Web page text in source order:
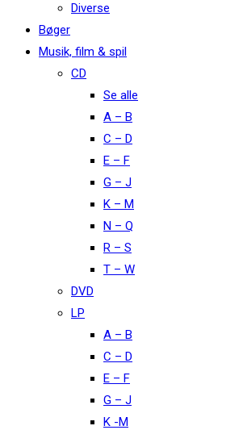
Diverse
Bøger
Musik, film & spil
CD
Se alle
A – B
C – D
E – F
G – J
K – M
N – Q
R – S
T – W
DVD
LP
A – B
C – D
E – F
G – J
K -M